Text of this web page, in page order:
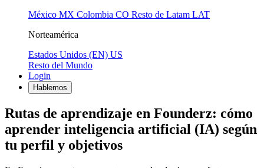
México MX Colombia CO Resto de Latam LAT
Norteamérica
Estados Unidos (EN) US
Resto del Mundo
Login
Hablemos
Rutas de aprendizaje en Founderz: cómo
aprender inteligencia artificial (IA) según
tu perfil y objetivos